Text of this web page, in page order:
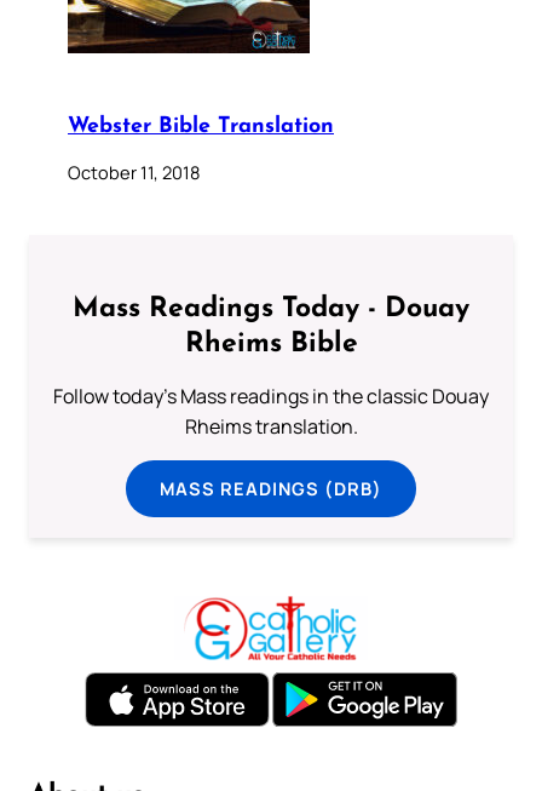
Webster Bible Translation
October 11, 2018
Mass Readings Today - Douay
Rheims Bible
Follow today's Mass readings in the classic Douay
Rheims translation.
MASS READINGS (DRB)